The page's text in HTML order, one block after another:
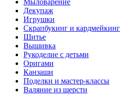
Мыловарение
Декупаж
Игрушки
Скрапбукинг и кардмейкинг
Шитье
Вышивка
Рукоделие с детьми
Оригами
Канзаши
Поделки и мастер-классы
Валяние из шерсти